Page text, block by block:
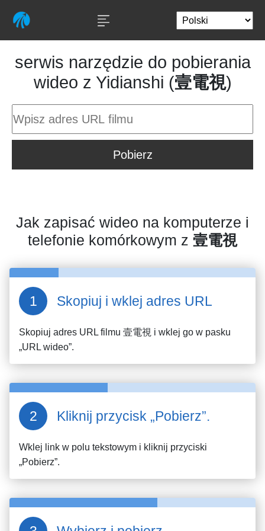
serwis narzędzie do pobierania
wideo z Yidianshi (壹電視)
Pobierz
Jak zapisać wideo na komputerze i
telefonie komórkowym z 壹電視
Skopiuj i wklej adres URL
Skopiuj adres URL filmu 壹電視 i wklej go w pasku
„URL wideo”.
Kliknij przycisk „Pobierz”.
Wklej link w polu tekstowym i kliknij przyciski
„Pobierz”.